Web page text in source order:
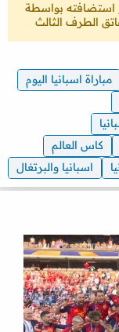
استضافته بواسطة
الطرف الثالث
مباراة اسبانيا اليوم
كاس العالم
اسبانيا والبرتغال